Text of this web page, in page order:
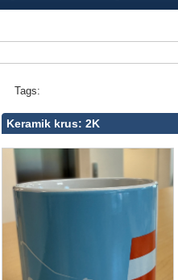
vand...
Tags:
Keramik krus: 2K